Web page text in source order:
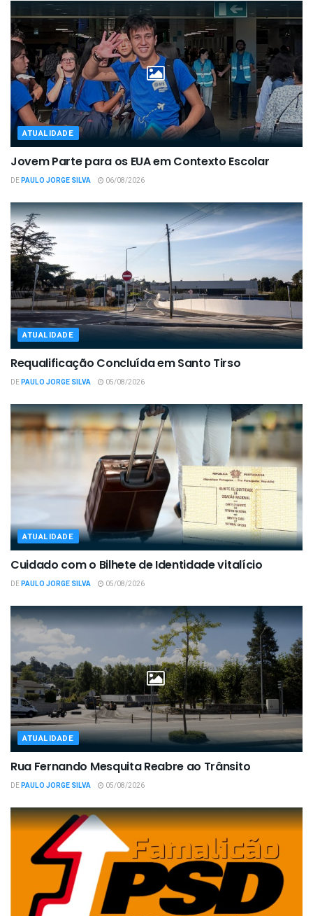
ATUALIDADE
Jovem Parte para os EUA em Contexto Escolar
DEPAULO JORGE SILVA 06/08/2026
ATUALIDADE
Requalificação Concluída em Santo Tirso
DEPAULO JORGE SILVA 05/08/2026
ATUALIDADE
Cuidado com o Bilhete de Identidade vitalício
DEPAULO JORGE SILVA 05/08/2026
ATUALIDADE
Rua Fernando Mesquita Reabre ao Trânsito
DEPAULO JORGE SILVA 05/08/2026